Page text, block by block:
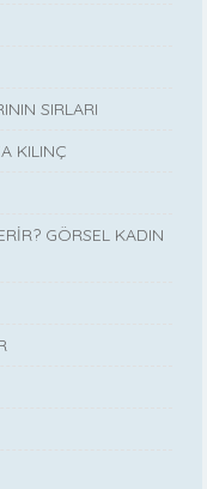
SIRLARI
KILINÇ
GÖRSEL KADIN